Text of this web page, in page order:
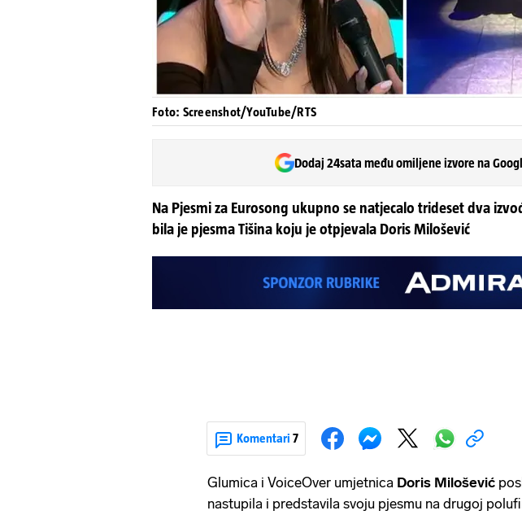
Foto: Screenshot/YouTube/RTS
Dodaj 24sata među omiljene izvore na
Na Pjesmi za Eurosong ukupno se natjecalo trideset dva
bila je pjesma Tišina koju je otpjevala Doris Milošević
Komentari 7
Glumica i VoiceOver umjetnica Doris Milošević
nastupila i predstavila svoju pjesmu na drugoj